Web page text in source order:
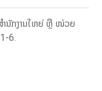
ຳນັກງານໃຫຍ່ ຫຼື ໜ່ວຍ
6.